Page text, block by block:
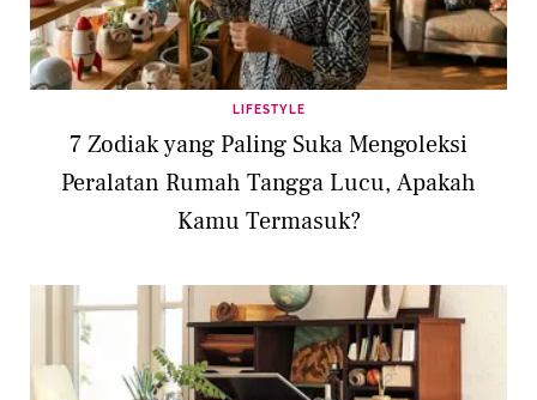
LIFESTYLE
7 Zodiak yang Paling Suka Mengoleksi
Peralatan Rumah Tangga Lucu, Apakah
Kamu Termasuk?